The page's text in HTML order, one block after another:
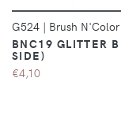
G524 | Brush
BNC19 GLITTER
SIDE)
€4,10